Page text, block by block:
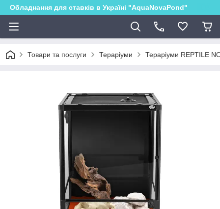
Обладнання для ставків в Україні "AquaNovaPond"
Товари та послуги Тераріуми Тераріуми REPTILE